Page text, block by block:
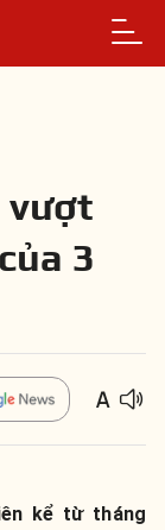
vượt
3
kể từ tháng